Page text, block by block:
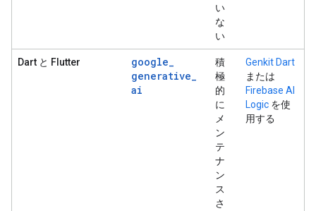
い
な
い
Dart と Flutter google_
generative_
ai
積
極
的
に
メ
ン
テ
ナ
ン
ス
さ
Genkit Dart
または
Firebase AI
Logic を使
用する